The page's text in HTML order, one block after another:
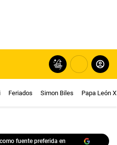
Feriados Simon Biles Papa León
fuente preferida en